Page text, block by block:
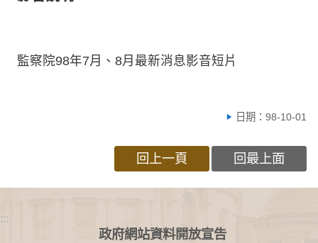
監察院98年7月、8月最新消息影音短片
日期：98-10-01
回上一頁 回最上面
:::
政府網站資料開放宣告